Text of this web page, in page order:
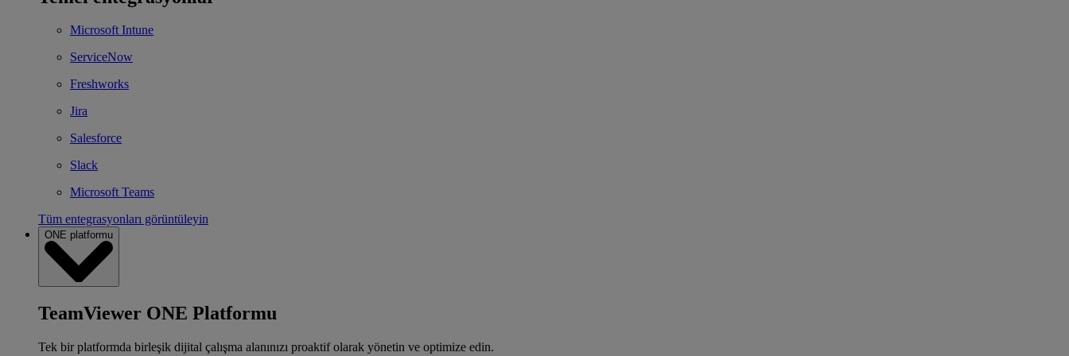
Microsoft Intune
ServiceNow
Freshworks
Jira
Salesforce
Slack
Microsoft Teams
Tüm entegrasyonları görüntüleyin
ONE platformu
TeamViewer ONE Platformu
Tek bir platformda birleşik dijital çalışma alanınızı proaktif olarak yönetin ve optimize edin.